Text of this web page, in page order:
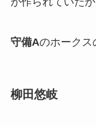
守備Aのホークス
柳田悠岐